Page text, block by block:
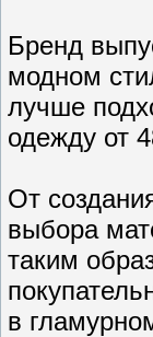
Бренд
модном
лучше
одежду от
От
выбора
таким
в